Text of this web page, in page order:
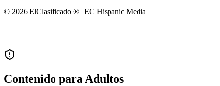
© 2026 ElClasificado ® | EC Hispanic Media
Contenido para Adultos